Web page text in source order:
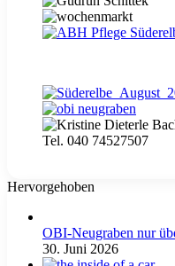
Hervorgehoben
OBI-Neugraben nur
30. Juni 2026